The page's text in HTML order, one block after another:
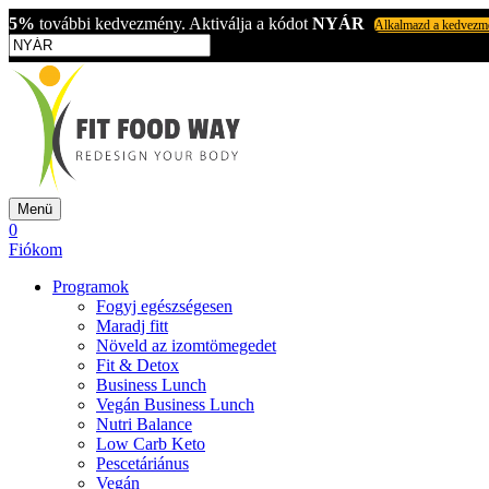
5% további kedvezmény. Aktiválja a kódot NYÁR Alkalmazd a
Menü
0
Fiókom
Programok
Fogyj egészségesen
Maradj fitt
Növeld az izomtömegedet
Fit & Detox
Business Lunch
Vegán Business Lunch
Nutri Balance
Low Carb Keto
Pescetáriánus
Vegán